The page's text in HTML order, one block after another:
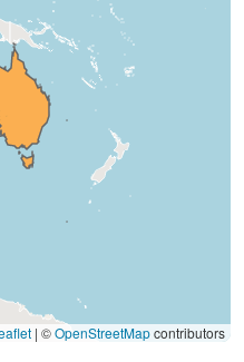
| ©OpenStreetMapcontributors